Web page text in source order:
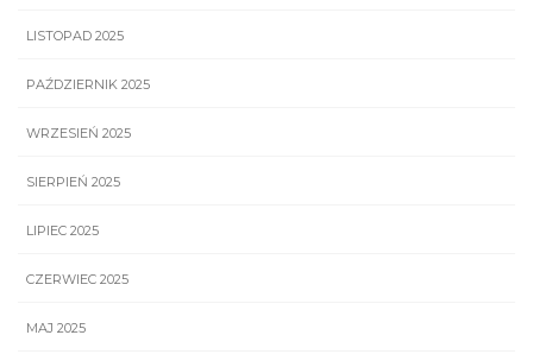
LISTOPAD 2025
PAŹDZIERNIK 2025
WRZESIEŃ 2025
SIERPIEŃ 2025
LIPIEC 2025
CZERWIEC 2025
MAJ 2025